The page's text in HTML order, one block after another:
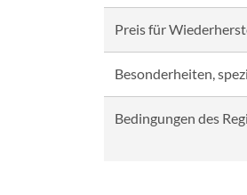
Preis für
Besonderheiten,
Bedingungen des